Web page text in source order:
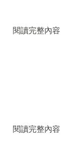
閱讀完整內容
閱讀完整內容